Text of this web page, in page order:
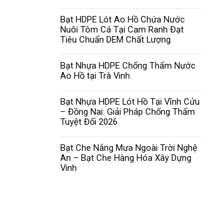
Bạt HDPE Lót Ao Hồ Chứa Nước
Nuôi Tôm Cá Tại Cam Ranh Đạt
Tiêu Chuẩn DEM Chất Lượng
Bạt Nhựa HDPE Chống Thấm Nước
Ao Hồ tại Trà Vinh
Bạt Nhựa HDPE Lót Hồ Tại Vĩnh Cửu
– Đồng Nai: Giải Pháp Chống Thấm
Tuyệt Đối 2026
Bạt Che Nắng Mưa Ngoài Trời Nghệ
An – Bạt Che Hàng Hóa Xây Dựng
Vinh